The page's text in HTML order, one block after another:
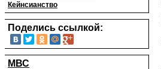
Кейнсианство
Поделись ссылкой:
МВС